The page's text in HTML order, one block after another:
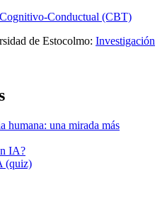
Conductual (CBT)
de Estocolmo: Investigación
humana: una mirada más
IA?
(quiz)